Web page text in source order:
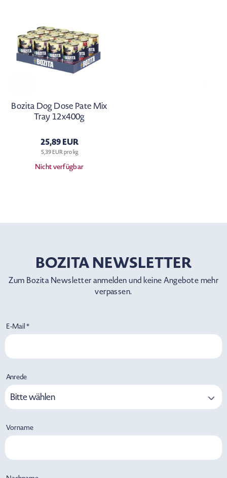
Bozita Dog Dose Pate Mix
Tray 12x400g
25,89 EUR
5,39 EUR pro kg
Nicht verfügbar
BOZITA NEWSLETTER
Zum Bozita Newsletter anmelden und keine Angebote mehr
verpassen.
E-Mail *
Anrede
Bitte wählen
Vorname